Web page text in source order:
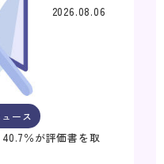
2026.08.06
ース
％が評価書を取